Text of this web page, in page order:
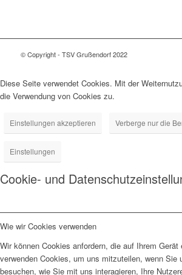
© Copyright - TSV Grußendorf 2022
Diese Seite verwendet Cookies. Mit der
die Verwendung von Cookies zu.
Einstellungen akzeptieren Verberge nur die
Einstellungen
Cookie- und
Wie wir Cookies verwenden
Wir können Cookies anfordern, die auf Ihrem
verwenden Cookies, um uns mitzuteilen, wenn Sie
besuchen, wie Sie mit uns interagieren, Ihre